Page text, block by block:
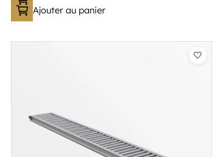
Ajouter au panier